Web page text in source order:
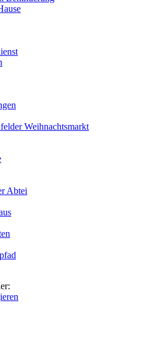
Weihnachtsmarkt
Abtei